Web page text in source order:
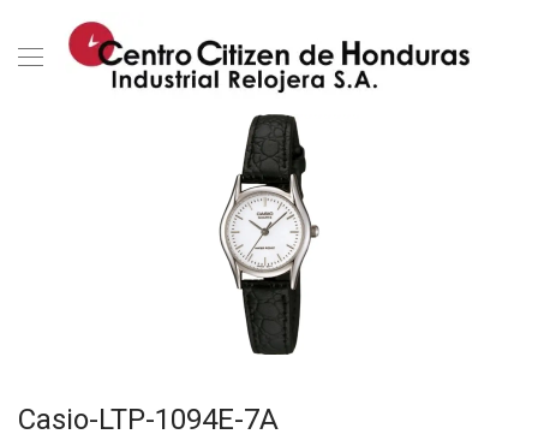
Casio-LTP-1094E-7A